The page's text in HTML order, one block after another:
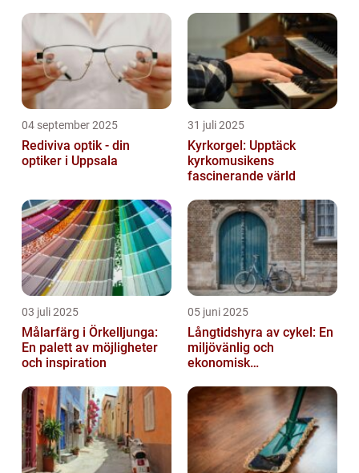
04 september 2025
Rediviva optik - din
optiker i Uppsala
31 juli 2025
Kyrkorgel: Upptäck
kyrkomusikens
fascinerande värld
03 juli 2025
Målarfärg i Örkelljunga:
En palett av möjligheter
och inspiration
05 juni 2025
Långtidshyra av cykel: En
miljövänlig och
ekonomisk